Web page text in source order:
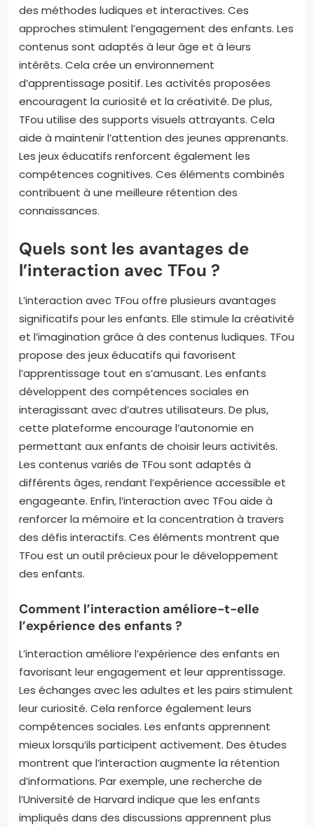
des méthodes ludiques et interactives. Ces
approches stimulent l’engagement des enfants. Les
contenus sont adaptés à leur âge et à leurs
intérêts. Cela crée un environnement
d’apprentissage positif. Les activités proposées
encouragent la curiosité et la créativité. De plus,
TFou utilise des supports visuels attrayants. Cela
aide à maintenir l’attention des jeunes apprenants.
Les jeux éducatifs renforcent également les
compétences cognitives. Ces éléments combinés
contribuent à une meilleure rétention des
connaissances.
Quels sont les avantages de
l’interaction avec TFou ?
L’interaction avec TFou offre plusieurs avantages
significatifs pour les enfants. Elle stimule la créativité
et l’imagination grâce à des contenus ludiques. TFou
propose des jeux éducatifs qui favorisent
l’apprentissage tout en s’amusant. Les enfants
développent des compétences sociales en
interagissant avec d’autres utilisateurs. De plus,
cette plateforme encourage l’autonomie en
permettant aux enfants de choisir leurs activités.
Les contenus variés de TFou sont adaptés à
différents âges, rendant l’expérience accessible et
engageante. Enfin, l’interaction avec TFou aide à
renforcer la mémoire et la concentration à travers
des défis interactifs. Ces éléments montrent que
TFou est un outil précieux pour le développement
des enfants.
Comment l’interaction améliore-t-elle
l’expérience des enfants ?
L’interaction améliore l’expérience des enfants en
favorisant leur engagement et leur apprentissage.
Les échanges avec les adultes et les pairs stimulent
leur curiosité. Cela renforce également leurs
compétences sociales. Les enfants apprennent
mieux lorsqu’ils participent activement. Des études
montrent que l’interaction augmente la rétention
d’informations. Par exemple, une recherche de
l’Université de Harvard indique que les enfants
impliqués dans des discussions apprennent plus